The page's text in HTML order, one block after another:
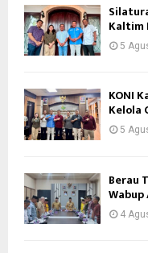
Kaltim
5
KONI
Kelola
5
Berau
4